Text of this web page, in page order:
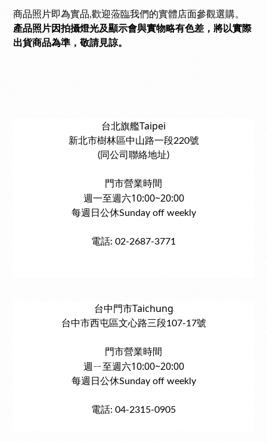
商品照片即為實品,歡迎蒞臨我們的實體店面參觀選購。
產品照片因拍攝燈光及顯示會與實物略有色差，將以實際
出貨商品為準，敬請見諒。
台北旗艦Taipei
新北市樹林區中山路一段220號
(同公司聯絡地址)
門市營業時間
週一至週六10:00~20:00
每週日公休Sunday off weekly
電話: 02-2687-3771
台中門市Taichung
台中市西屯區文心路三段107-17號
門市營業時間
週ㄧ至週六10:00~20:00
每週日公休Sunday off weekly
電話: 04-2315-0905